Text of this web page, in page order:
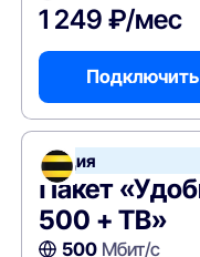
1 249 ₽/мес
Подключить
Акция
Пакет
500 + ТВ»
500Мбит/с